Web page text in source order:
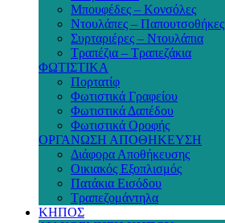
Μπουφέδες – Κονσόλες
Ντουλάπες – Παπουτσοθήκες
Συρταριέρες – Ντουλάπια
Τραπέζια – Τραπεζάκια
ΦΩΤΙΣΤΙΚΑ
Πορτατίφ
Φωτιστικά Γραφείου
Φωτιστικά Δαπέδου
Φωτιστικά Οροφής
ΟΡΓΑΝΩΣΗ ΑΠΟΘΗΚΕΥΣΗ
Διάφορα Αποθήκευσης
Οικιακός Εξοπλισμός
Πατάκια Εισόδου
Τραπεζομάντηλα
ΚΗΠΟΣ